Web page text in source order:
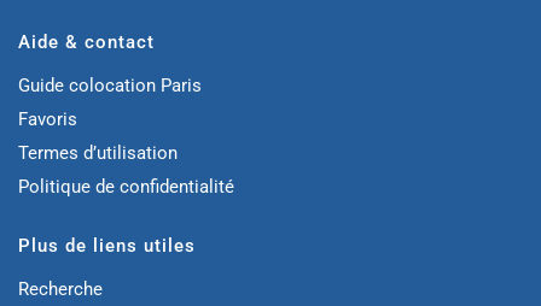
Aide & contact
Guide colocation Paris
Favoris
Termes d’utilisation
Politique de confidentialité
Plus de liens utiles
Recherche